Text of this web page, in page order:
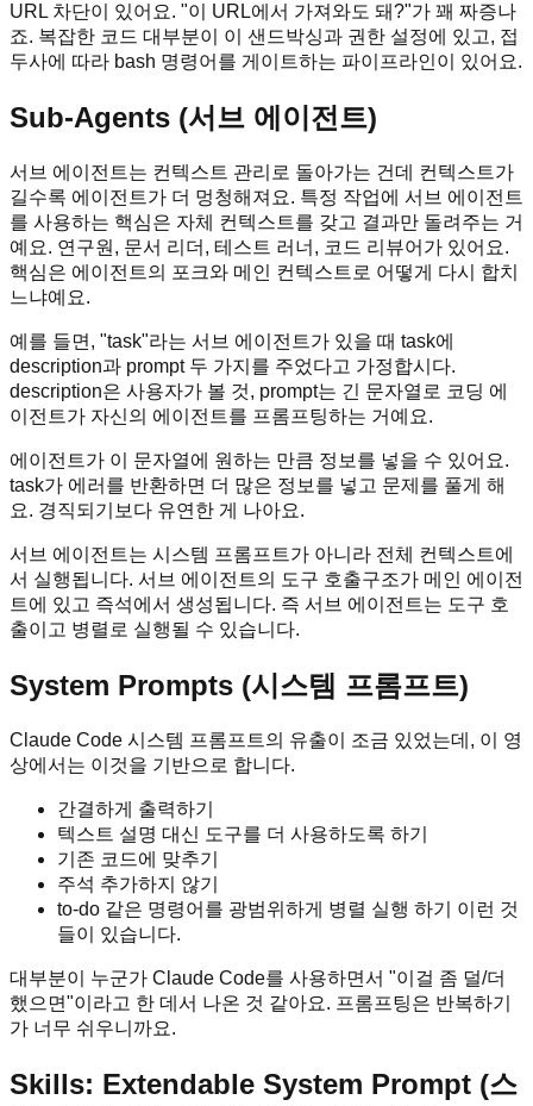
URL 차단이 있어요. "이 URL에서 가져와도 돼?"가 꽤 짜증나
죠. 복잡한 코드 대부분이 이 샌드박싱과 권한 설정에 있고, 접
두사에 따라 bash 명령어를 게이트하는 파이프라인이 있어요.
Sub-Agents (서브 에이전트)
서브 에이전트는 컨텍스트 관리로 돌아가는 건데 컨텍스트가
길수록 에이전트가 더 멍청해져요. 특정 작업에 서브 에이전트
를 사용하는 핵심은 자체 컨텍스트를 갖고 결과만 돌려주는 거
예요. 연구원, 문서 리더, 테스트 러너, 코드 리뷰어가 있어요.
핵심은 에이전트의 포크와 메인 컨텍스트로 어떻게 다시 합치
느냐예요.
예를 들면, "task"라는 서브 에이전트가 있을 때 task에
description과 prompt 두 가지를 주었다고 가정합시다.
description은 사용자가 볼 것, prompt는 긴 문자열로 코딩 에
이전트가 자신의 에이전트를 프롬프팅하는 거예요.
에이전트가 이 문자열에 원하는 만큼 정보를 넣을 수 있어요.
task가 에러를 반환하면 더 많은 정보를 넣고 문제를 풀게 해
요. 경직되기보다 유연한 게 나아요.
서브 에이전트는 시스템 프롬프트가 아니라 전체 컨텍스트에
서 실행됩니다. 서브 에이전트의 도구 호출구조가 메인 에이전
트에 있고 즉석에서 생성됩니다. 즉 서브 에이전트는 도구 호
출이고 병렬로 실행될 수 있습니다.
System Prompts (시스템 프롬프트)
Claude Code 시스템 프롬프트의 유출이 조금 있었는데, 이 영
상에서는 이것을 기반으로 합니다.
간결하게 출력하기
텍스트 설명 대신 도구를 더 사용하도록 하기
기존 코드에 맞추기
주석 추가하지 않기
to-do 같은 명령어를 광범위하게 병렬 실행 하기 이런 것
들이 있습니다.
대부분이 누군가 Claude Code를 사용하면서 "이걸 좀 덜/더
했으면"이라고 한 데서 나온 것 같아요. 프롬프팅은 반복하기
가 너무 쉬우니까요.
Skills: Extendable System Prompt (스